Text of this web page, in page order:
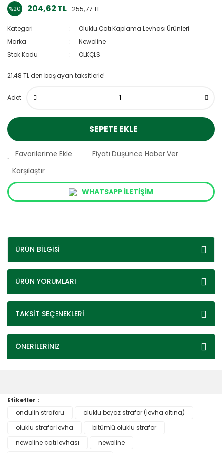
%20 204,62 TL 255,77 TL
Kategori
Oluklu Çatı Kaplama Levhası Ürünleri
Marka
Newoline
Stok Kodu
OLKÇLS
21,48 TL den başlayan taksitlerle!
Adet
SEPETE EKLE
Fiyatı Düşünce Haber Ver
Karşılaştır
WHATSAPP İLETİŞİM
ÜRÜN BİLGİSİ
ÜRÜN YORUMLARI
TAKSİT SEÇENEKLERİ
ÖNERİLERİNİZ
Etiketler :
ondulin straforu
oluklu beyaz strafor (levha altına)
oluklu strafor levha
bitümlü oluklu strafor
newoline çatı levhası
newoline